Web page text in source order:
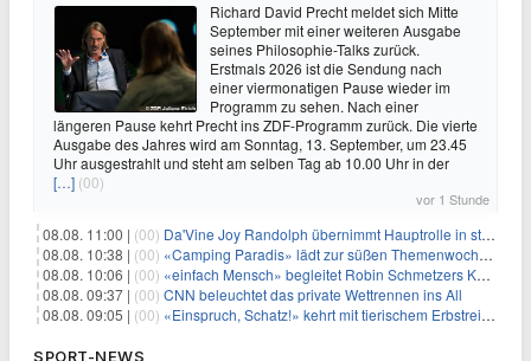
Richard David Precht meldet sich Mitte
September mit einer weiteren Ausgabe
seines Philosophie-Talks zurück.
Erstmals 2026 ist die Sendung nach
einer viermonatigen Pause wieder im
Programm zu sehen. Nach einer
längeren Pause kehrt Precht ins ZDF-Programm zurück. Die vierte
Ausgabe des Jahres wird am Sonntag, 13. September, um 23.45
Uhr ausgestrahlt und steht am selben Tag ab 10.00 Uhr in der
[…] (00)
vor 1 Stunde
08.08. 11:00 | (00) Da'Vine Joy Randolph übernimmt Hauptrolle in starbesetzter schwarzer Komödie
08.08. 10:38 | (00) «Camping Paradis» lädt zur süßen Themenwoche ein
08.08. 10:06 | (00) «einfach Mensch» begleitet Robin Schmetzers Kampf gegen eine seltene Krankheit
08.08. 09:37 | (00) CNN beleuchtet das private Wettrennen ins All
08.08. 09:05 | (00) «Einspruch, Schatz!» kehrt mit tierischem Erbstreit zurück
SPORT-NEWS